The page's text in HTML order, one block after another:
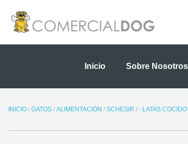
contenido
Inicio Sobre Nosotros
INICIO / GATOS / ALIMENTACIÓN / SCHESIR / - LATAS